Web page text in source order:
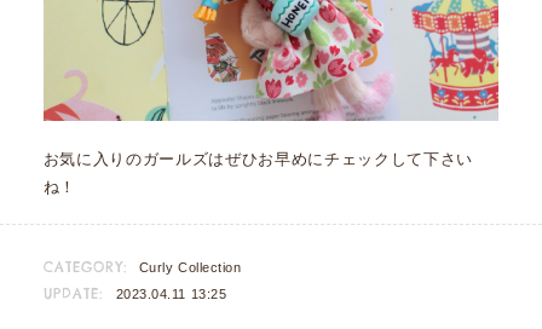
お気に入りのガールズはぜひお早めにチェックして下さい
ね！
CATEGORY: Curly Collection
UPDATE: 2023.04.11 13:25